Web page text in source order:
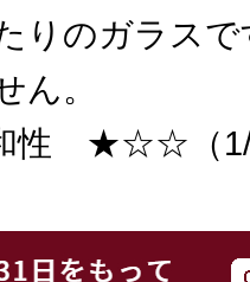
りのガラス
ん。
和性 ★☆☆（